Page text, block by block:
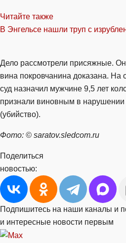
Читайте также
В Энгельсе нашли труп с
Дело рассмотрели присяжные.
вина покровчанина доказана. На
суд назначил мужчине 9,5 лет
признали виновным в нарушении
(убийство).
Фото: © saratov.sledcom.ru
Поделиться
новостью:
Подпишитесь на наши каналы и
и интересные новости первым